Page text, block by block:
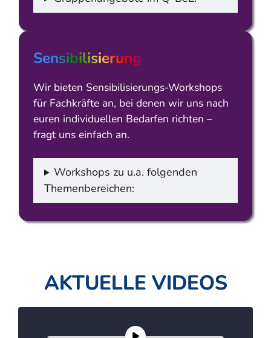
Sensibilisierung
Wir bieten Sensibilisierungs-Workshops
für Fachkräfte an, bei denen wir uns nach
euren individuellen Bedarfen richten –
fragt uns einfach an.
Workshops zu u.a. folgenden
Themenbereichen:
AKTUELLE VIDEOS